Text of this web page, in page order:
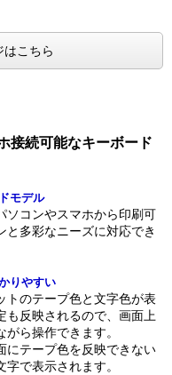
はこちら
接続可能なキーボード
モデル
ソコンやスマホから印刷可
多彩なニーズに対応でき
りやすい
トのテープ色と文字色が表
も反映されるので、画面上
ら操作できます。
テープ色を反映できない
で表示されます。